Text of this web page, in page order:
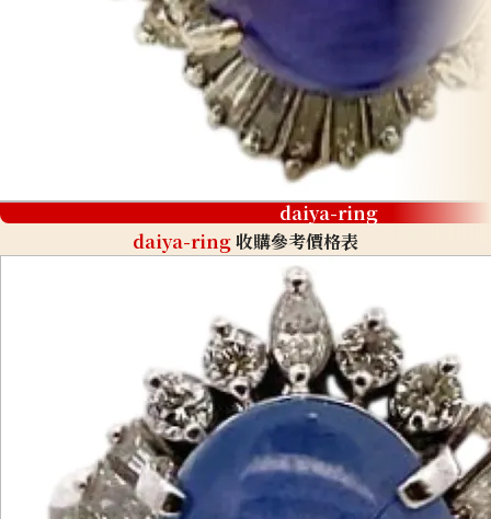
daiya-ring
daiya-ring收購參考價格表